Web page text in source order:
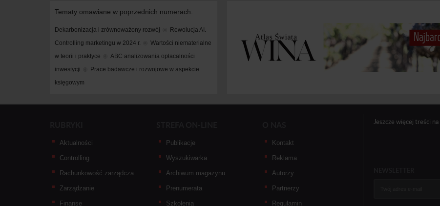
Tematy omawiane w poprzednich numerach:
Dekarbonizacja i zrównoważony rozwój
Rewolucja AI.
Controlling marketingu w 2024 r.
Wartości niematerialne
w teorii i praktyce
ABC analizowania opłacalności
inwestycji
Prace badawcze i rozwojowe w aspekcie
księgowym
Aktualności
Controlling
Rachunkowość zarządcza
Zarządzanie
Finanse
Publikacje
Wyszukiwarka
Archiwum magazynu
Prenumerata
Szkolenia
Kontakt
Reklama
Autorzy
Partnerzy
Regulamin
Jeszcze więcej treści na